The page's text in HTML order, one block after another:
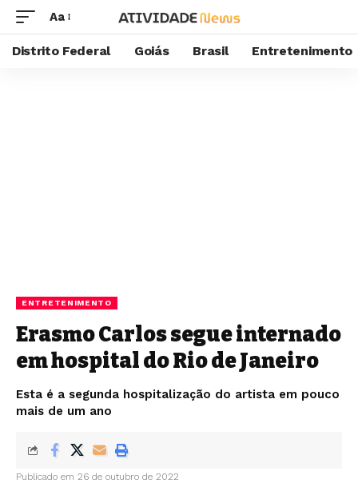
Aa
Distrito Federal Goiás Brasil Entretenimento
ENTRETENIMENTO
Erasmo Carlos segue internado
em hospital do Rio de Janeiro
Esta é a segunda hospitalização do artista em pouco
mais de um ano
Publicado em 26 de outubro de 2022